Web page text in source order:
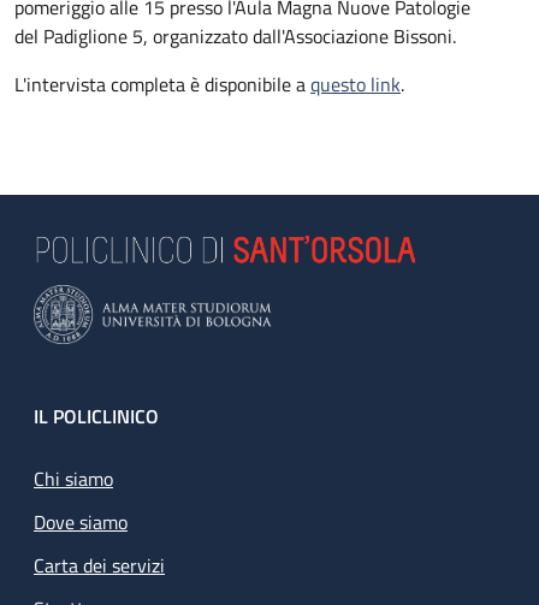
pomeriggio alle 15 presso l'Aula Magna Nuove Patologie
del Padiglione 5, organizzato dall'Associazione Bissoni.
L'intervista completa è disponibile aquesto link.
Footer
IL POLICLINICO
Chi siamo
Dove siamo
Carta dei servizi